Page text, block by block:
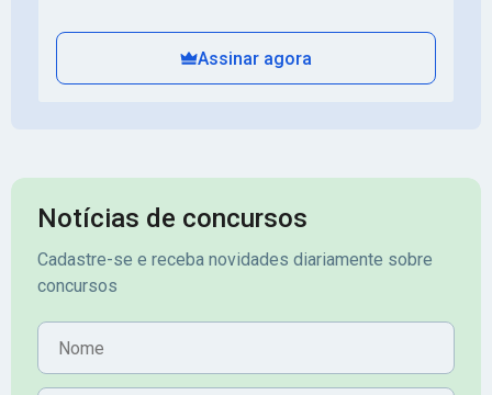
Assinar agora
Notícias de concursos
Cadastre-se e receba novidades diariamente sobre
concursos
Nome
E-mail